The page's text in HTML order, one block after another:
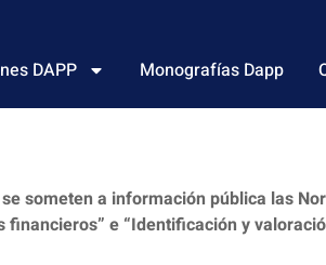
DAPP Monografías Dapp
someten a información pública las
e “Identificación y